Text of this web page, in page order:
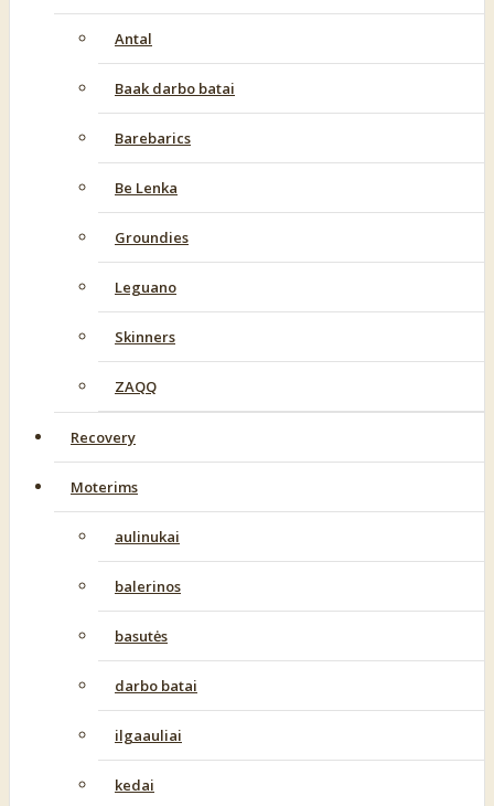
Antal
Baak darbo batai
Barebarics
Be Lenka
Groundies
Leguano
Skinners
ZAQQ
Recovery
Moterims
aulinukai
balerinos
basutės
darbo batai
ilgaauliai
kedai